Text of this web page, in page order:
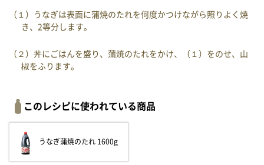
（１）うなぎは表面に蒲焼のたれを何度かつけながら照りよく焼
き、2等分します。
（２）丼にごはんを盛り、蒲焼のたれをかけ、（１）をのせ、山
椒をふります。
このレシピに使われている商品
うなぎ蒲焼のたれ 1600g